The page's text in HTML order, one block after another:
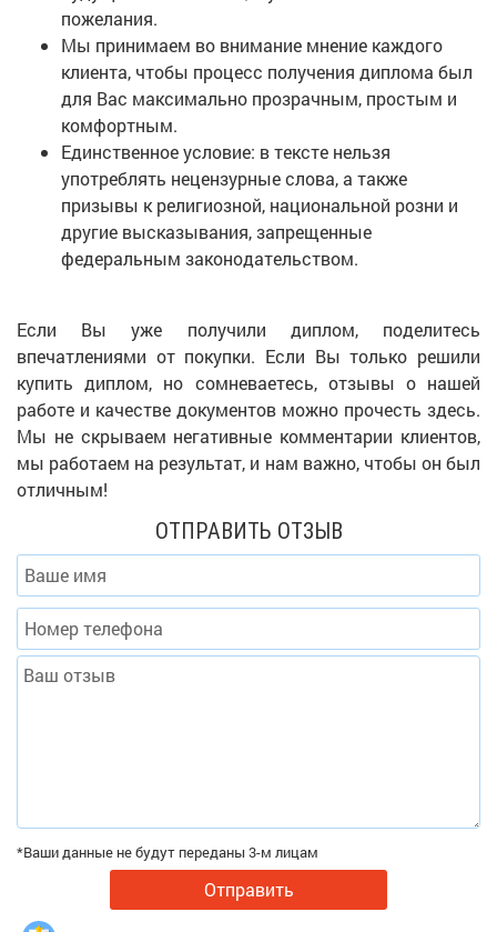
пожелания.
Мы принимаем во внимание мнение каждого
клиента, чтобы процесс получения диплома был
для Вас максимально прозрачным, простым и
комфортным.
Единственное условие: в тексте нельзя
употреблять нецензурные слова, а также
призывы к религиозной, национальной розни и
другие высказывания, запрещенные
федеральным законодательством.
Если Вы уже получили диплом, поделитесь
впечатлениями от покупки. Если Вы только решили
купить диплом, но сомневаетесь, отзывы о нашей
работе и качестве документов можно прочесть здесь.
Мы не скрываем негативные комментарии клиентов,
мы работаем на результат, и нам важно, чтобы он был
отличным!
ОТПРАВИТЬ ОТЗЫВ
*Ваши данные не будут переданы 3-м лицам
Отправить